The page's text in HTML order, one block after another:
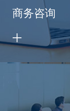
商务咨询